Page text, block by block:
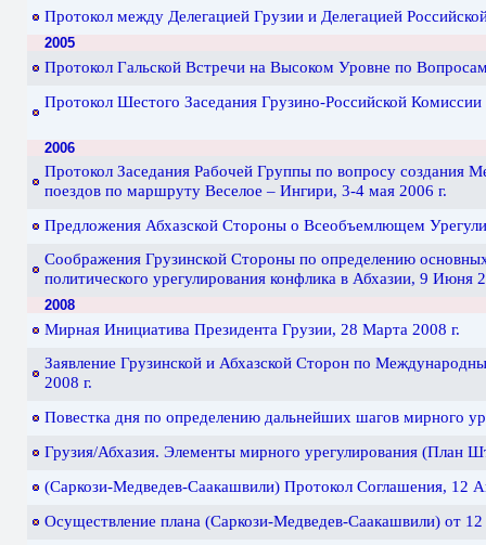
Протокол между Делегацией Грузии и Делегацией
2005
Протокол Гальской Встречи на Высоком Уровне по
Протокол Шестого Заседания Грузино-Российской
2006
Протокол Заседания Рабочей Группы по вопросу создания
поездов по маршруту Веселое – Ингири, 3-4 мая 2006 г.
Предложения Абхазской Стороны о Всеобъемлющем
Соображения Грузинской Стороны по определению
политического урегулирования конфлика в Абхазии, 9 Июня
2008
Мирная Инициатива Президента Грузии, 28 Марта 2008 г.
Заявление Грузинской и Абхазской Сторон по
2008 г.
Повестка дня по определению дальнейших шагов мирного
Грузия/Абхазия. Элементы мирного урегулирования (План
(Саркози-Медведев-Саакашвили) Протокол Соглашения, 12
Осуществление плана (Саркози-Медведев-Саакашвили) от 12